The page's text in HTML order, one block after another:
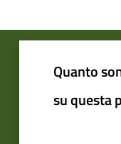
Quanto
su questa